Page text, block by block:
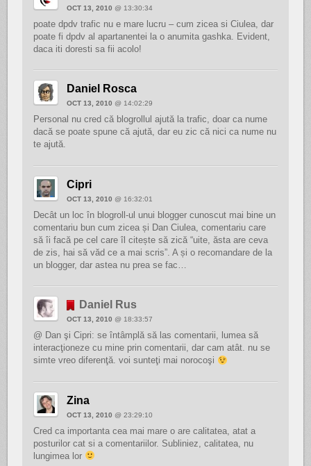
OCT 13, 2010 @ 13:30:34
poate dpdv trafic nu e mare lucru – cum zicea si Ciulea, dar
poate fi dpdv al apartanentei la o anumita gashka. Evident,
daca iti doresti sa fii acolo!
Daniel Rosca
OCT 13, 2010 @ 14:02:29
Personal nu cred că blogrollul ajută la trafic, doar ca nume
dacă se poate spune că ajută, dar eu zic că nici ca nume nu
te ajută.
Cipri
OCT 13, 2010 @ 16:32:01
Decât un loc în blogroll-ul unui blogger cunoscut mai bine un
comentariu bun cum zicea și Dan Ciulea, comentariu care
să îi facă pe cel care îl citește să zică “uite, ăsta are ceva
de zis, hai să văd ce a mai scris”. A și o recomandare de la
un blogger, dar astea nu prea se fac…
Daniel Rus
OCT 13, 2010 @ 18:33:57
@ Dan şi Cipri: se întâmplă să las comentarii, lumea să
interacţioneze cu mine prin comentarii, dar cam atât. nu se
simte vreo diferenţă. voi sunteţi mai norocoşi
Zina
OCT 13, 2010 @ 23:29:10
Cred ca importanta cea mai mare o are calitatea, atat a
posturilor cat si a comentariilor. Subliniez, calitatea, nu
lungimea lor